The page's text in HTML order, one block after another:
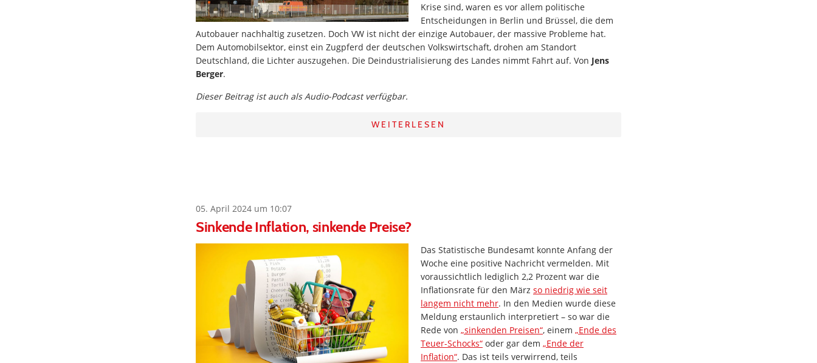
Krise sind, waren es vor allem politische
Entscheidungen in Berlin und Brüssel, die dem
Autobauer nachhaltig zusetzen. Doch VW ist nicht der einzige Autobauer, der massive Probleme hat.
Dem Automobilsektor, einst ein Zugpferd der deutschen Volkswirtschaft, drohen am Standort
Deutschland, die Lichter auszugehen. Die Deindustrialisierung des Landes nimmt Fahrt auf. Von Jens
Berger.
Dieser Beitrag ist auch als Audio-Podcast verfügbar.
WEITERLESEN
05. April 2024 um 10:07
Sinkende Inflation, sinkende Preise?
Das Statistische Bundesamt konnte Anfang der
Woche eine positive Nachricht vermelden. Mit
voraussichtlich lediglich 2,2 Prozent war die
Inflationsrate für den März so niedrig wie seit
langem nicht mehr. In den Medien wurde diese
Meldung erstaunlich interpretiert – so war die
Rede von „sinkenden Preisen“, einem „Ende des
Teuer-Schocks“ oder gar dem „Ende der
Inflation“. Das ist teils verwirrend, teils